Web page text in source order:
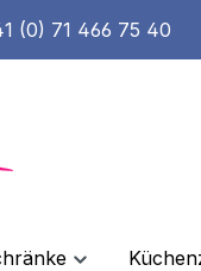
springen
(0) 71 466 75 40